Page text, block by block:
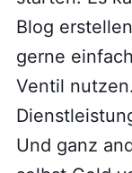
Blog
gerne
Ventil
Und ganz